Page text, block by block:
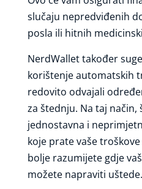
slučaju nepredviđenih
posla ili hitnih
NerdWallet također
korištenje automatskih
redovito odvajali
za štednju. Na taj način,
jednostavna i
koje prate vaše
bolje razumijete gdje
možete napraviti uštede.